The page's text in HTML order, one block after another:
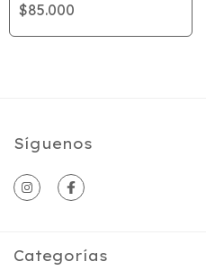
$85.000
Síguenos
Categorías